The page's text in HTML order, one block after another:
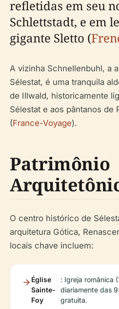
refletidas em seu
Schlettstadt, e em
gigante Sletto (
A vizinha Schnellenbuhl, a
Sélestat, é uma tranquila
de Illwald, historicamente
Sélestat e aos pântanos de
(France-Voyage).
Patrimônio
O centro histórico de
arquitetura Gótica,
locais chave incluem:
Église
Sainte-
Foy
: Igreja românica
diariamente das
gratuita.